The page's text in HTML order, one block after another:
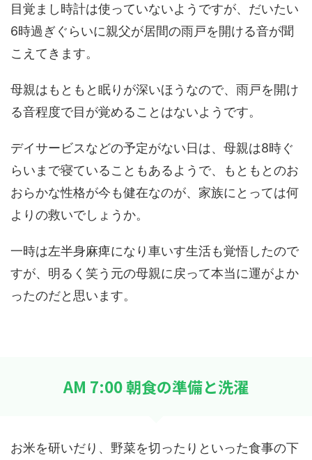
目覚まし時計は使っていないようですが、だいたい
6時過ぎぐらいに親父が居間の雨戸を開ける音が聞
こえてきます。
母親はもともと眠りが深いほうなので、雨戸を開け
る音程度で目が覚めることはないようです。
デイサービスなどの予定がない日は、母親は8時ぐ
らいまで寝ていることもあるようで、もともとのお
おらかな性格が今も健在なのが、家族にとっては何
よりの救いでしょうか。
一時は左半身麻痺になり車いす生活も覚悟したので
すが、明るく笑う元の母親に戻って本当に運がよか
ったのだと思います。
AM 7:00 朝食の準備と洗濯
お米を研いだり、野菜を切ったりといった食事の下